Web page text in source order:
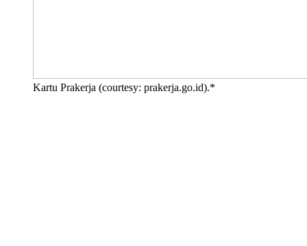
Kartu Prakerja (courtesy: prakerja.go.id).*